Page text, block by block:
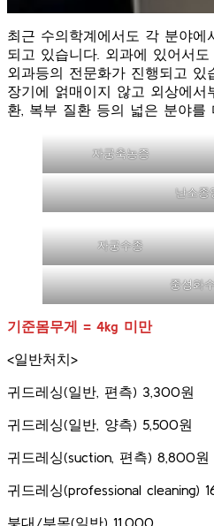
최근 수의학계에서도 각 분야에
되고 있습니다. 외과에 있어서
외과등의 전문화가 진행되고 있
장기에 얽매이지 않고 외상에
환, 복부 질환 등의 넓은 분야를
자궁축농증
난소종
자궁수종
중성화
기준몸무게 = 4kg 미만​
​<일반처치>
귀드레싱(일반, 편측) 3,300원
귀드레싱(일반, 양측) 5,500원
귀드레싱(suction, 편측) 8,800원
귀드레싱(professional cleaning)
붕대/부목(일반) 11,000